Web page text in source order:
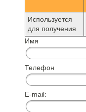
Используется
для получения
Имя
Телефон
E-mail: